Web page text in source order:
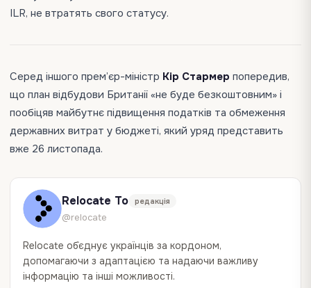
ILR, не втратять свого статусу.
Серед іншого прем’єр-міністр Кір Стармер попередив,
що план відбудови Британії «не буде безкоштовним» і
пообіцяв майбутнє підвищення податків та обмеження
державних витрат у бюджеті, який уряд представить
вже 26 листопада.
Relocate To редакція
@relocate
Relocate об`єднує українців за кордоном,
допомагаючи з адаптацією та надаючи важливу
інформацію та інші можливості.